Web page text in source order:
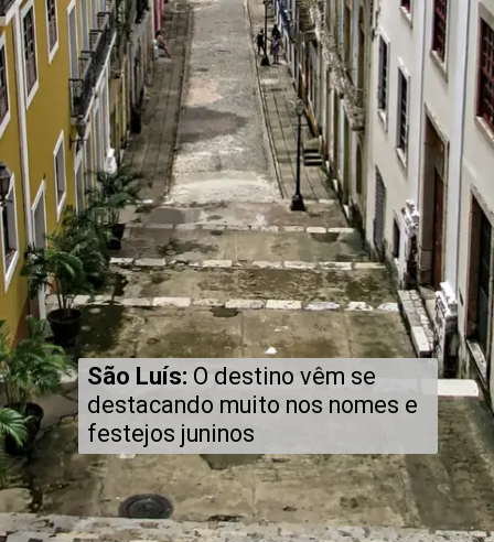
São Luís: O destino vêm se
destacando muito nos nomes e
festejos juninos